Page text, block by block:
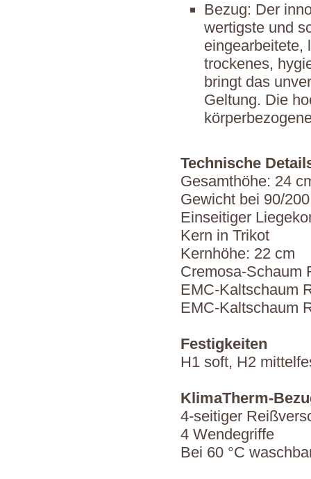
Bezug: Der
wertigste und
eingearbeitete,
trockenes,
bringt das
Geltung. Die
Technische
Gesamthöhe: 24
Gewicht bei 90/
Einseitiger
Kern in Trikot
Kernhöhe: 22 cm
Cremosa-Schaum
EMC-Kaltschaum
EMC-Kaltschaum
Festigkeiten
H1 soft, H2
KlimaTherm-
4-seitiger
4 Wendegriffe
Bei 60 °C